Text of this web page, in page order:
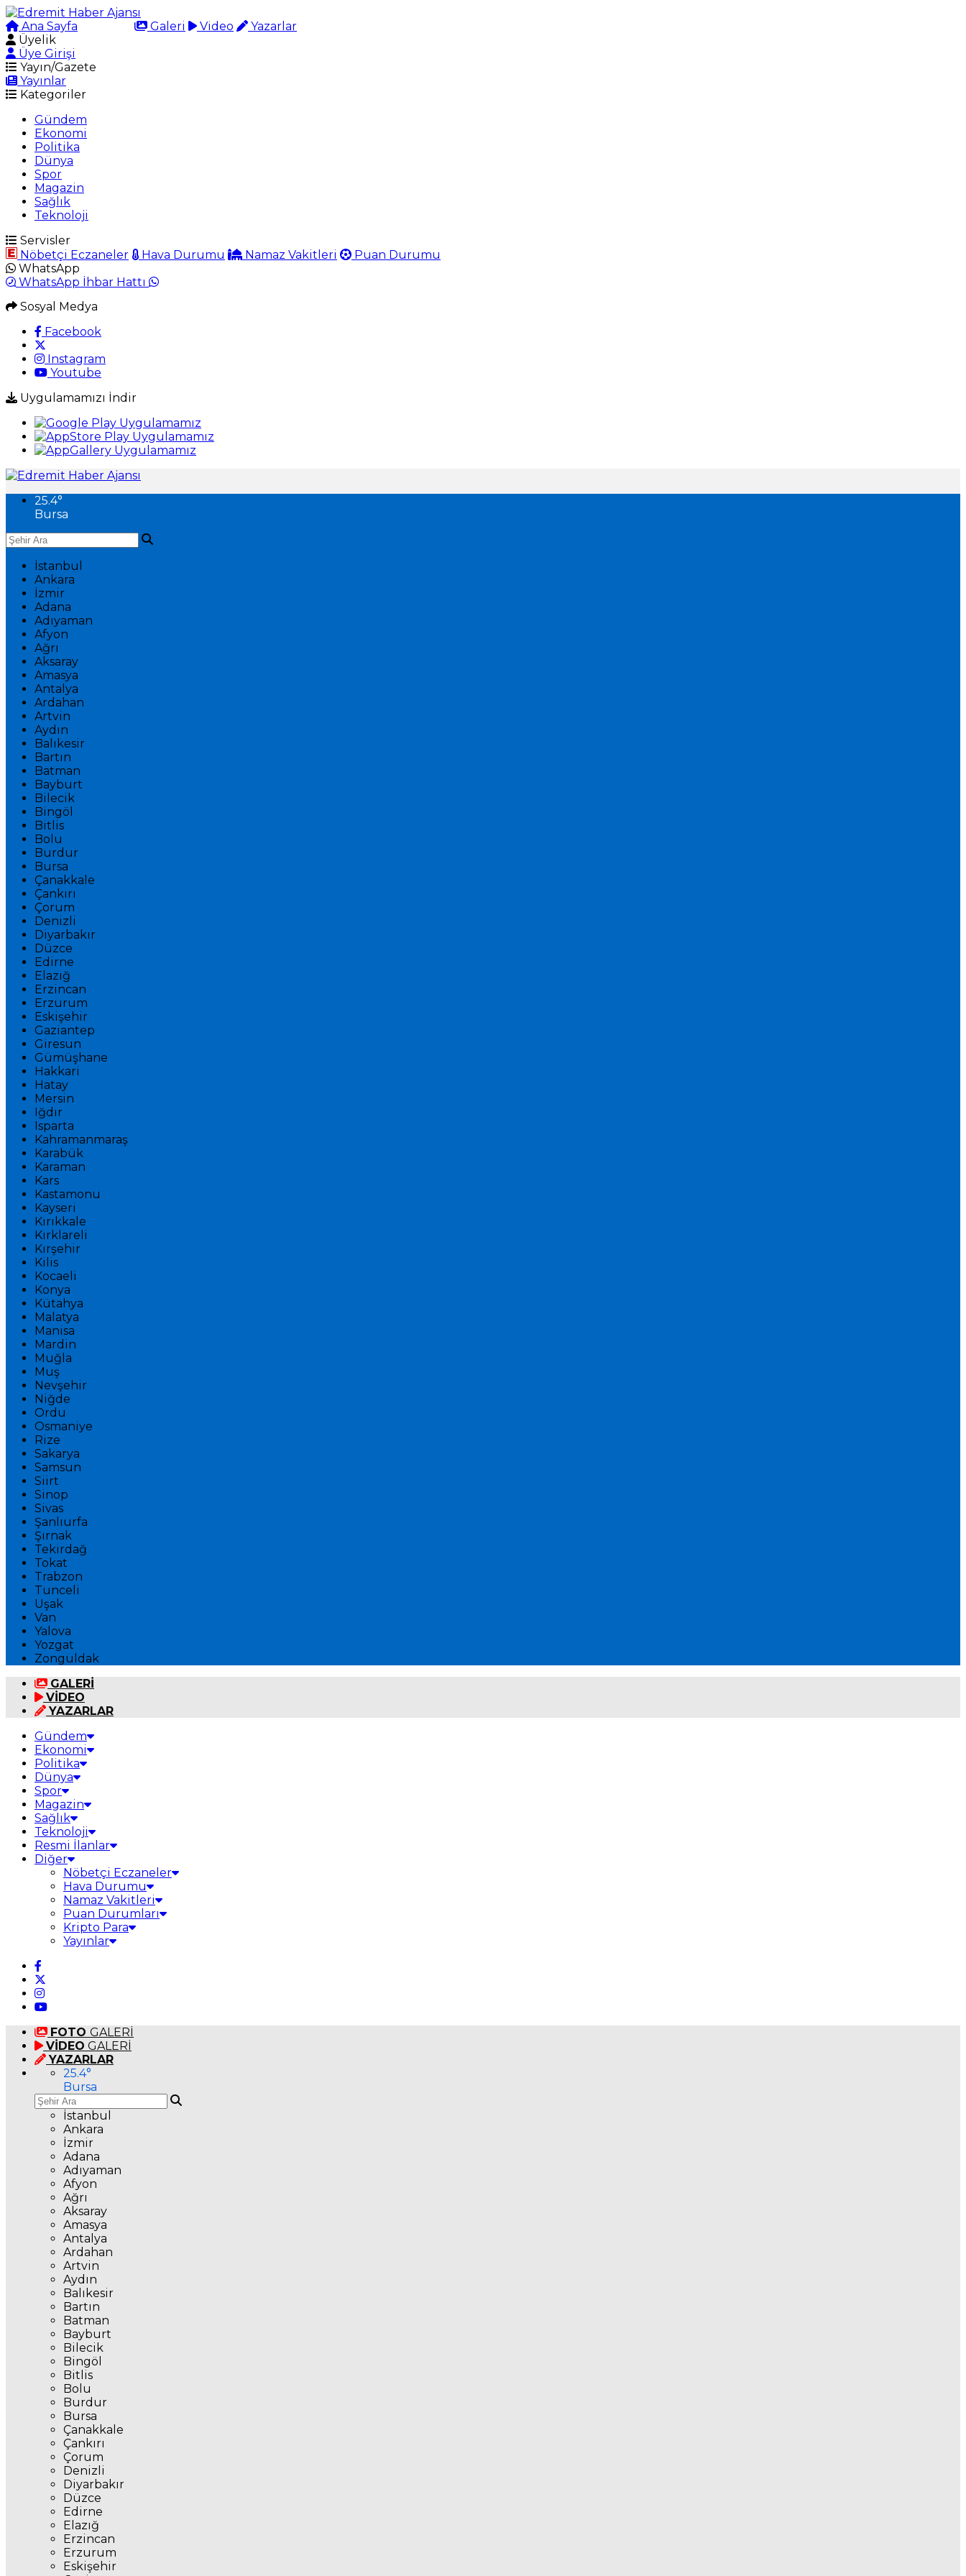
Ana Sayfa Galeri Video
Yazarlar
Üyelik
Üye Girişi
Yayın/Gazete
Yayınlar
Kategoriler
Gündem
Ekonomi
Politika
Dünya
Spor
Magazin
Sağlık
Teknoloji
Servisler
Nöbetçi Eczaneler
Hava Durumu Namaz Vakitleri
Puan Durumu
WhatsApp
WhatsApp İhbar Hattı
Sosyal Medya
Facebook
Instagram
Youtube
Uygulamamızı İndir
25.4°
Bursa
İstanbul
Ankara
İzmir
Adana
Adıyaman
Afyon
Ağrı
Aksaray
Amasya
Antalya
Ardahan
Artvin
Aydın
Balıkesir
Bartın
Batman
Bayburt
Bilecik
Bingöl
Bitlis
Bolu
Burdur
Bursa
Çanakkale
Çankırı
Çorum
Denizli
Diyarbakır
Düzce
Edirne
Elazığ
Erzincan
Erzurum
Eskişehir
Gaziantep
Giresun
Gümüşhane
Hakkari
Hatay
Mersin
Iğdır
Isparta
Kahramanmaraş
Karabük
Karaman
Kars
Kastamonu
Kayseri
Kırıkkale
Kırklareli
Kırşehir
Kilis
Kocaeli
Konya
Kütahya
Malatya
Manisa
Mardin
Muğla
Muş
Nevşehir
Niğde
Ordu
Osmaniye
Rize
Sakarya
Samsun
Siirt
Sinop
Sivas
Şanlıurfa
Şırnak
Tekirdağ
Tokat
Trabzon
Tunceli
Uşak
Van
Yalova
Yozgat
Zonguldak
GALERİ
VİDEO
YAZARLAR
Gündem
Ekonomi
Politika
Dünya
Spor
Magazin
Sağlık
Teknoloji
Resmi İlanlar
Diğer
Nöbetçi Eczaneler
Hava Durumu
Namaz Vakitleri
Puan Durumları
Kripto Para
Yayınlar
FOTO GALERİ
VİDEO GALERİ
YAZARLAR
25.4°
Bursa
İstanbul
Ankara
İzmir
Adana
Adıyaman
Afyon
Ağrı
Aksaray
Amasya
Antalya
Ardahan
Artvin
Aydın
Balıkesir
Bartın
Batman
Bayburt
Bilecik
Bingöl
Bitlis
Bolu
Burdur
Bursa
Çanakkale
Çankırı
Çorum
Denizli
Diyarbakır
Düzce
Edirne
Elazığ
Erzincan
Erzurum
Eskişehir